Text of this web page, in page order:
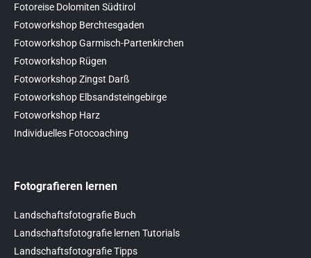
Fotoreise Dolomiten Südtirol
Fotoworkshop Berchtesgaden
Fotoworkshop Garmisch-Partenkirchen
Fotoworkshop Rügen
Fotoworkshop Zingst Darß
Fotoworkshop Elbsandsteingebirge
Fotoworkshop Harz
Individuelles Fotocoaching
Fotografieren lernen
Landschaftsfotografie Buch
Landschaftsfotografie lernen Tutorials
Landschaftsfotografie Tipps